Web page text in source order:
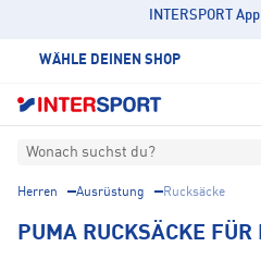
INTERSPORT
WÄHLE DEINEN SHOP
Wonach suchst du?
Herren Ausrüstung Rucksäcke
PUMA RUCKSÄCKE FÜR